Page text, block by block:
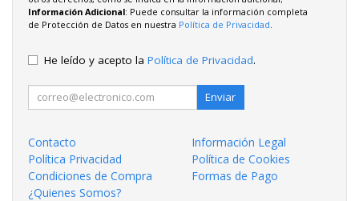
Información Adicional: Puede consultar la información completa
de Protección de Datos en nuestra Política de Privacidad.
He leído y acepto la Política de Privacidad.
Enviar
Contacto
Información Legal
Política Privacidad
Política de Cookies
Condiciones de Compra
Formas de Pago
¿Quienes Somos?